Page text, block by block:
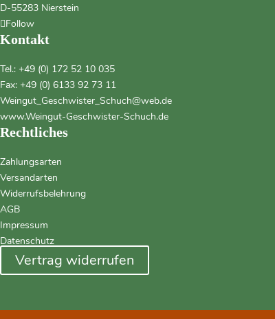
D-55283 Nierstein
Follow
Kontakt
Tel.: +49 (0) 172 52 10 035
Fax: +49 (0) 6133 92 73 11
Weingut_Geschwister_Schuch@web.de
www.Weingut-Geschwister-Schuch.de
Rechtliches
Zahlungsarten
Versandarten
Widerrufsbelehrung
AGB
Impressum
Datenschutz
Vertrag widerrufen